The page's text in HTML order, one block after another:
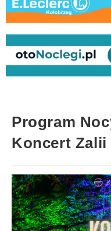
Program
Koncert Zalii